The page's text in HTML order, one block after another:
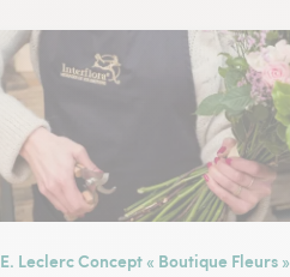
E. Leclerc Concept « Boutique Fleurs »